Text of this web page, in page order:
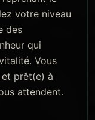
votre niveau
des
qui
Vous
prêt(e) à
attendent.